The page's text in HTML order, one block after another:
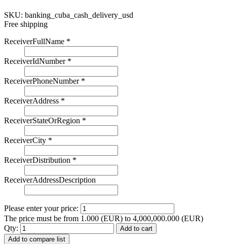
SKU: banking_cuba_cash_delivery_usd
Free shipping
ReceiverFullName *
ReceiverIdNumber *
ReceiverPhoneNumber *
ReceiverAddress *
ReceiverStateOrRegion *
ReceiverCity *
ReceiverDistribution *
ReceiverAddressDescription
Please enter your price:
The price must be from 1.000 (EUR) to 4,000,000.000 (EUR)
Qty:
Add to cart
Add to compare list